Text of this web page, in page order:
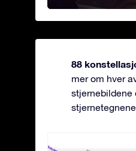
88
mer om hver
stjernebildene
Andromeda -